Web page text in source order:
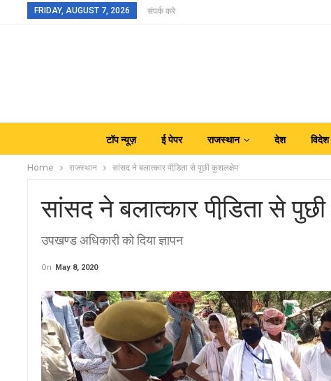
FRIDAY, AUGUST 7, 2026 संपर्क करे
टॉप न्यूज़ ई पेपर राजस्थान देश विदेश
Home राजस्थान सांसद ने बलात्कार पीडि़ता से पुछी कुशलक्षेम
सांसद ने बलात्कार पीडि़ता से
उपखण्ड अधिकारी को दिया ज्ञापन
On May 8, 2020